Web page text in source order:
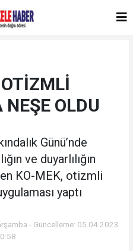
NEŞE OLDU
Günü’nde
ve duyarlılığın
KO-MEK, otizmli
yaptı
- Güncelleme: 05.04.2023